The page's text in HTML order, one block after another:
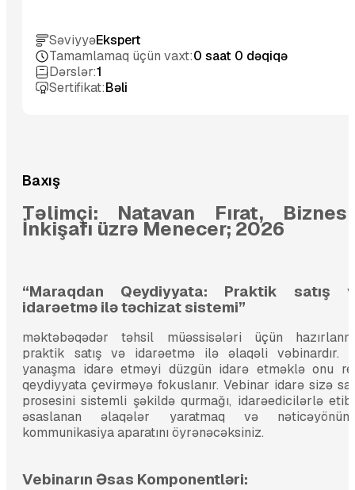
SəviyyəEkspert
Tamamlamaq üçün vaxt:0 saat 0 dəqiqə
Dərslər:1
Sertifikat:Bəli
Baxış
Təlimçi: Natavan Fırat,
İnkişafı üzrə Menecer; 2026
“Maraqdan Qeydiyyata: Praktik satış
idarəetmə ilə təchizat sistemi”
məktəbəqədər təhsil müəssisələri üçün
praktik satış və idarəetmə ilə əlaqəli vəbinardır.
yanaşma idarə etməyi düzgün idarə etməklə onu
qeydiyyata çevirməyə fokuslanır. Vebinar idarə sizə
prosesini sistemli şəkildə qurmağı, idarəedicilərlə
əsaslanan əlaqələr yaratmaq və
kommunikasiya aparatını öyrənəcəksiniz.
Vebinarın Əsas Komponentləri: